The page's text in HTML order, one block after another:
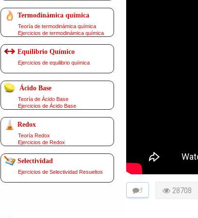
Termodinámica química
Teoría de termodinámica química
Ejercicios de termodinámica química
Equilibrio Químico
Ejercicios de equilibrio química
Ácido Base
Teoría de Ácido Base
Ejercicios de Ácido Base
Redox
Teoría Redox
Ejercicios de Redox
Selectividad
Ejercicios de Selectividad Resueltos
5 28708